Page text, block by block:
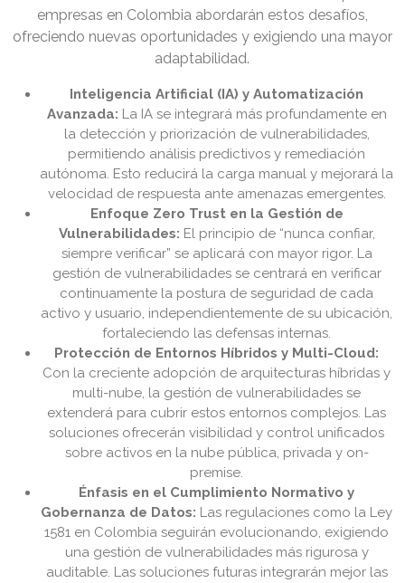
empresas en Colombia abordarán estos desafíos,
ofreciendo nuevas oportunidades y exigiendo una mayor
adaptabilidad.
Inteligencia Artificial (IA) y Automatización
Avanzada: La IA se integrará más profundamente en
la detección y priorización de vulnerabilidades,
permitiendo análisis predictivos y remediación
autónoma. Esto reducirá la carga manual y mejorará la
velocidad de respuesta ante amenazas emergentes.
Enfoque Zero Trust en la Gestión de
Vulnerabilidades: El principio de “nunca confiar,
siempre verificar” se aplicará con mayor rigor. La
gestión de vulnerabilidades se centrará en verificar
continuamente la postura de seguridad de cada
activo y usuario, independientemente de su ubicación,
fortaleciendo las defensas internas.
Protección de Entornos Híbridos y Multi-Cloud:
Con la creciente adopción de arquitecturas híbridas y
multi-nube, la gestión de vulnerabilidades se
extenderá para cubrir estos entornos complejos. Las
soluciones ofrecerán visibilidad y control unificados
sobre activos en la nube pública, privada y on-
premise.
Énfasis en el Cumplimiento Normativo y
Gobernanza de Datos: Las regulaciones como la Ley
1581 en Colombia seguirán evolucionando, exigiendo
una gestión de vulnerabilidades más rigurosa y
auditable. Las soluciones futuras integrarán mejor las